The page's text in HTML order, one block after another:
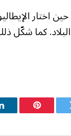
هذه الذكرى التصويت التاريخي الذي جرى في
كما شكّل
بينتيريست